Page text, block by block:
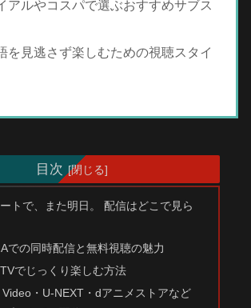
アルやコスパで選ぶおすすめサブス
を見逃さず楽しむための視聴スタイ
目次
トで、また明日。 配信はどこで見ら
での同時配信と無料視聴の魅力
でじっくり楽しむ方法
Video・U-NEXT・dアニメストアなど